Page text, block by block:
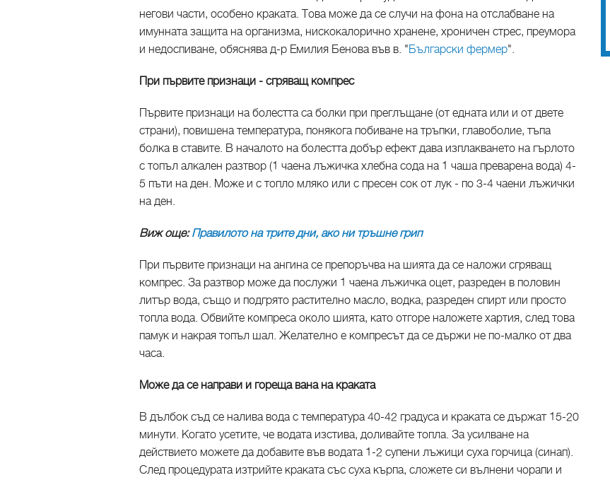
негови части, особено краката. Това може да се случи на фона на отслабване на
имунната защита на организма, нискокалорично хранене, хроничен стрес, преумора
и недоспиване, обяснява д-р Емилия Бенова във в. "Български фермер".
При първите признаци - сгряващ компрес
Първите признаци на болестта са болки при преглъщане (от едната или и от двете
страни), повишена температура, понякога побиване на тръпки, главоболие, тъпа
болка в ставите. В началото на болестта добър ефект дава изплакването на гърлото
с топъл алкален разтвор (1 чаена лъжичка хлебна сода на 1 чаша преварена вода) 4-
5 пъти на ден. Може и с топло мляко или с пресен сок от лук - по 3-4 чаени лъжички
на ден.
Виж още:Правилото на трите дни, ако ни тръшне грип
При първите признаци на ангина се препоръчва на шията да се наложи сгряващ
компрес. За разтвор може да послужи 1 чаена лъжичка оцет, разреден в половин
литър вода, също и подгрято растително масло, водка, разреден спирт или просто
топла вода. Обвийте компреса около шията, като отгоре наложете хартия, след това
памук и накрая топъл шал. Желателно е компресът да се държи не по-малко от два
часа.
Може да се направи и гореща вана на краката
В дълбок съд се налива вода с температура 40-42 градуса и краката се държат 15-20
минути. Когато усетите, че водата изстива, доливайте топла. За усилване на
действието можете да добавите във водата 1-2 супени лъжици суха горчица (синап).
След процедурата изтрийте краката със суха кърпа, сложете си вълнени чорапи и